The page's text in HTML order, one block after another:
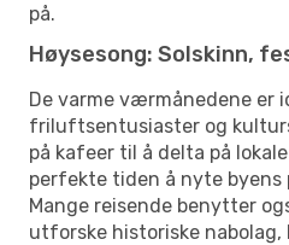
på.
Høysesong: Solskinn,
De varme værmånedene er
friluftsentusiaster og
på kafeer til å delta på
perfekte tiden å nyte
Mange reisende benytter
utforske historiske nabolag,